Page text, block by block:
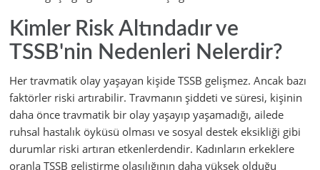
Kimler Risk Altındadır ve
TSSB'nin Nedenleri Nelerdir?
Her travmatik olay yaşayan kişide TSSB gelişmez. Ancak bazı
faktörler riski artırabilir. Travmanın şiddeti ve süresi, kişinin
daha önce travmatik bir olay yaşayıp yaşamadığı, ailede
ruhsal hastalık öyküsü olması ve sosyal destek eksikliği gibi
durumlar riski artıran etkenlerdendir. Kadınların erkeklere
oranla TSSB geliştirme olasılığının daha yüksek olduğu